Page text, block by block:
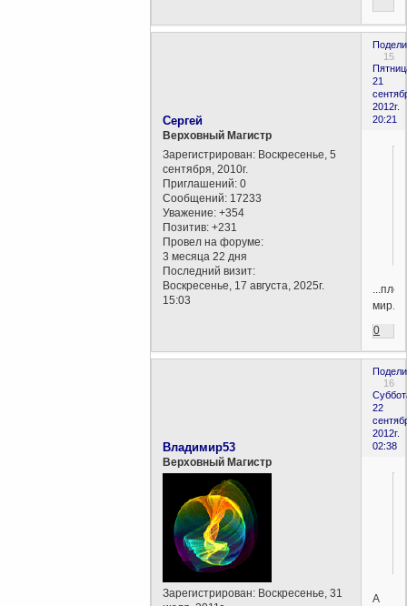
15
21
2012г.
20:21
Сергей
Верховный Магистр
Зарегистрирован: Воскресенье, 5
сентября, 2010г.
Приглашений: 0
Сообщений: 17233
Уважение: +354
Позитив: +231
Провел на форуме:
3 месяца 22 дня
Последний визит:
Воскресенье, 17 августа, 2025г.
15:03
мир.
0
16
22
2012г.
02:38
Владимир53
Верховный Магистр
Зарегистрирован: Воскресенье, 31
А